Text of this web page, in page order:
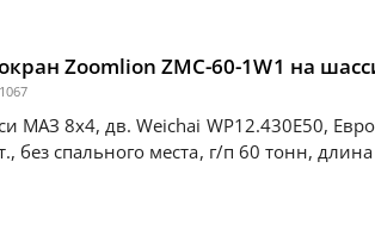
Zoomlion ZMC-60-1W1 на
1067
МАЗ 8х4, дв. Weichai WP12.430E50,
без спального места, г/п 60 тонн,